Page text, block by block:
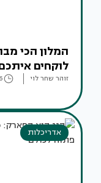
המלון הכי
לוקחים
זוהר שחר לוי
אדריכלות